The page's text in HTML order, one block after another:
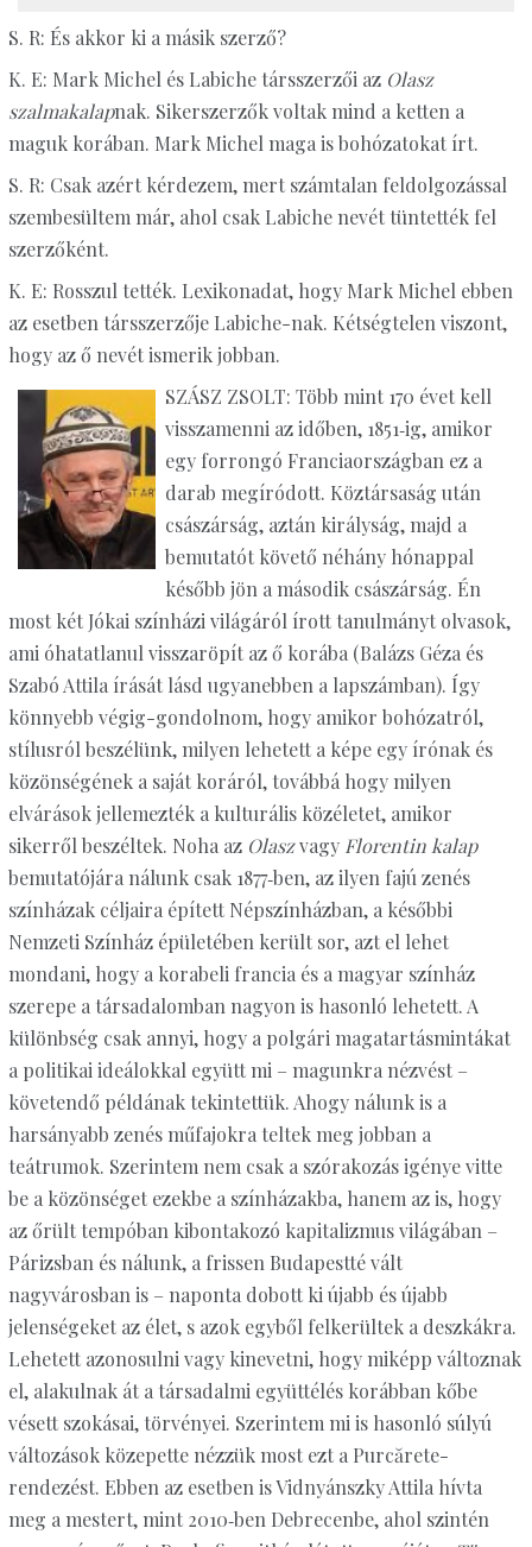
S. R: És akkor ki a másik szerző?
K. E: Mark Michel és Labiche társszerzői az Olasz
szalmakalapnak. Sikerszerzők voltak mind a ketten a
maguk korában. Mark Michel maga is bohózatokat írt.
S. R: Csak azért kérdezem, mert számtalan feldolgozással
szembesültem már, ahol csak Labiche nevét tüntették fel
szerzőként.
K. E: Rosszul tették. Lexikonadat, hogy Mark Michel ebben
az esetben társszerzője Labiche-nak. Kétségtelen viszont,
hogy az ő nevét ismerik jobban.
SZÁSZ ZSOLT: Több mint 170 évet kell
visszamenni az időben, 1851‑ig, amikor
egy forrongó Franciaországban ez a
darab megíródott. Köztársaság után
császárság, aztán királyság, majd a
bemutatót követő néhány hónappal
később jön a második császárság. Én
most két Jókai színházi világáról írott tanulmányt olvasok,
ami óhatatlanul visszaröpít az ő korába (Balázs Géza és
Szabó Attila írását lásd ugyanebben a lapszámban). Így
könnyebb végig-gondolnom, hogy amikor bohózatról,
stílusról beszélünk, milyen lehetett a képe egy írónak és
közönségének a saját koráról, továbbá hogy milyen
elvárások jellemezték a kulturális közéletet, amikor
sikerről beszéltek. Noha az Olaszvagy Florentin kalap
bemutatójára nálunk csak 1877‑ben, az ilyen fajú zenés
színházak céljaira épített Népszínházban, a későbbi
Nemzeti Színház épületében került sor, azt el lehet
mondani, hogy a korabeli francia és a magyar színház
szerepe a társadalomban nagyon is hasonló lehetett. A
különbség csak annyi, hogy a polgári magatartásmintákat
a politikai ideálokkal együtt mi – magunkra nézvést –
követendő példának tekintettük. Ahogy nálunk is a
harsányabb zenés műfajokra teltek meg jobban a
teátrumok. Szerintem nem csak a szórakozás igénye vitte
be a közönséget ezekbe a színházakba, hanem az is, hogy
az őrült tempóban kibontakozó kapitalizmus világában –
Párizsban és nálunk, a frissen Budapestté vált
nagyvárosban is – naponta dobott ki újabb és újabb
jelenségeket az élet, s azok egyből felkerültek a deszkákra.
Lehetett azonosulni vagy kinevetni, hogy miképp változnak
el, alakulnak át a társadalmi együttélés korábban kőbe
vésett szokásai, törvényei. Szerintem mi is hasonló súlyú
változások közepette nézzük most ezt a Purcărete-
rendezést. Ebben az esetben is Vidnyánszky Attila hívta
meg a mestert, mint 2010‑ben Debrecenbe, ahol szintén